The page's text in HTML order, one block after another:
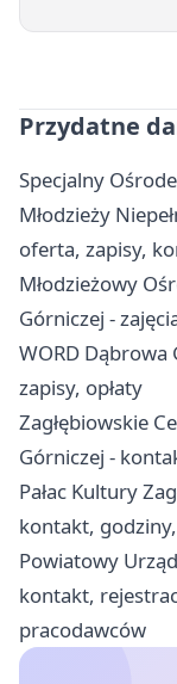
Przydatne
Specjalny
Młodzieży
oferta, zapisy,
Młodzieżowy
Górniczej -
WORD Dąbrowa
zapisy, opłaty
Zagłębiowskie
Górniczej -
Pałac Kultury
kontakt,
Powiatowy
kontakt,
pracodawców